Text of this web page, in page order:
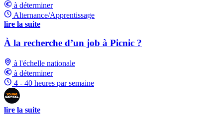
à déterminer
Alternance/Apprentissage
lire la suite
À la recherche d’un job à Picnic ?
à l'échelle nationale
à déterminer
4 - 40 heures par semaine
lire la suite